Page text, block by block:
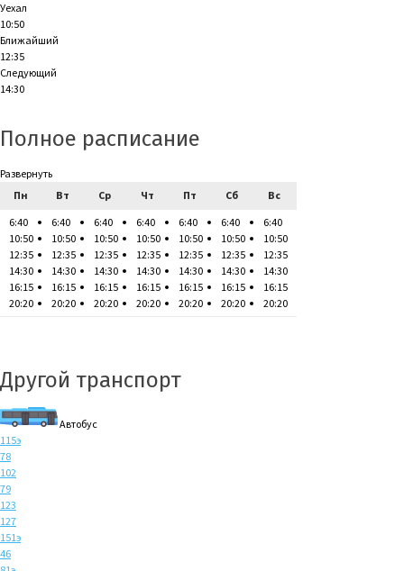
Уехал
10:50
Ближайший
12:35
Следующий
14:30
Полное расписание
Развернуть
Пн
Вт Ср Чт Пт Сб
Вс
6:40
10:50
12:35
14:30
16:15
20:20
6:40
10:50
12:35
14:30
16:15
20:20
6:40
10:50
12:35
14:30
16:15
20:20
6:40
10:50
12:35
14:30
16:15
20:20
6:40
10:50
12:35
14:30
16:15
20:20
6:40
10:50
12:35
14:30
16:15
20:20
6:40
10:50
12:35
14:30
16:15
20:20
Другой транспорт
Автобус
115э
78
102
79
123
127
151э
46